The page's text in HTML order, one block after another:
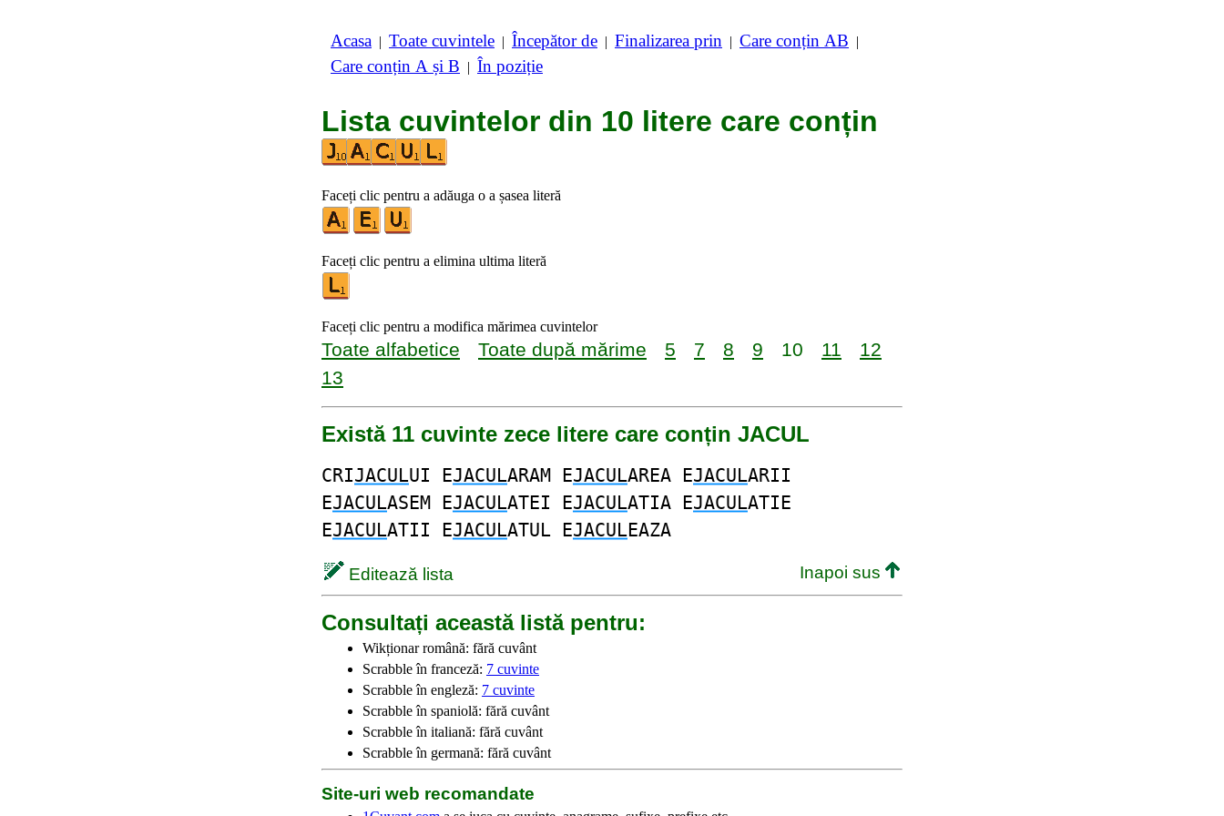
Acasa | Toate cuvintele | Începător de | Finalizarea prin | Care conțin AB |
Care conțin A și B | În poziție
Lista cuvintelor din 10 litere care conțin
Faceți clic pentru a adăuga o a șasea literă
Faceți clic pentru a elimina ultima literă
Faceți clic pentru a modifica mărimea cuvintelor
Toate alfabetice Toate după mărime 5 7 8 9 10 11
12
13
Există 11 cuvinte zece litere care conțin JACUL
CRIJACULUI EJACULARAM EJACULAREA EJACULARII
EJACULASEM EJACULATEI EJACULATIA EJACULATIE
EJACULATII EJACULATUL EJACULEAZA
Editează lista Inapoi sus
Consultați această listă pentru:
Wikționar română: fără cuvânt
Scrabble în franceză: 7 cuvinte
Scrabble în engleză: 7 cuvinte
Scrabble în spaniolă: fără cuvânt
Scrabble în italiană: fără cuvânt
Scrabble în germană: fără cuvânt
Site-uri web recomandate